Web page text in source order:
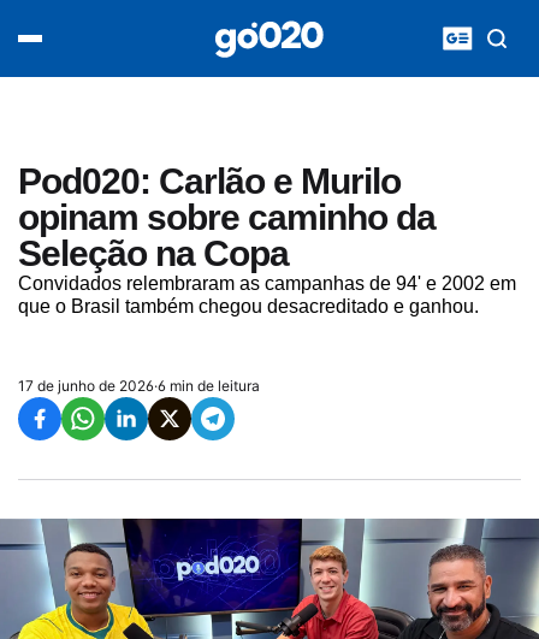
Pod020: Carlão e Murilo
opinam sobre caminho da
Seleção na Copa
Convidados relembraram as campanhas de 94' e 2002 em
que o Brasil também chegou desacreditado e ganhou.
17 de junho de 2026·6 min de leitura
acontece agora
entretenimento
vídeos
pod020